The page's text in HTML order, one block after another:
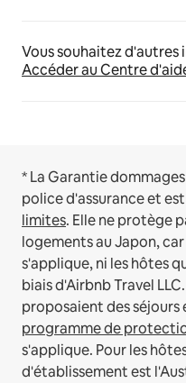
Vous souhaitez d'autres
Accéder au Centre
* La Garantie
police d'assurance et
limites. Elle ne protège
logements au Japon, car
s'applique, ni les hôtes
biais d'Airbnb Travel LLC.
proposaient des
programme de
s'applique. Pour les
d'établissement est